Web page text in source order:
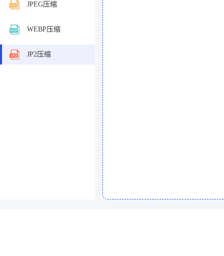
JPEG压缩
WEBP压缩
JP2压缩